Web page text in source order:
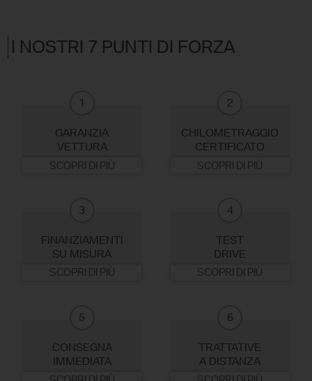
I NOSTRI 7 PUNTI DI FORZA
1
GARANZIA
VETTURA
SCOPRI DI PIÙ
2
CHILOMETRAGGIO
CERTIFICATO
SCOPRI DI PIÙ
3
FINANZIAMENTI
SU MISURA
SCOPRI DI PIÙ
4
TEST
DRIVE
SCOPRI DI PIÙ
5
CONSEGNA
IMMEDIATA
6
TRATTATIVE
A DISTANZA